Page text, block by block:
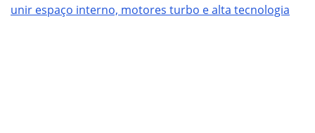
unir espaço interno, motores turbo e alta tecnologia